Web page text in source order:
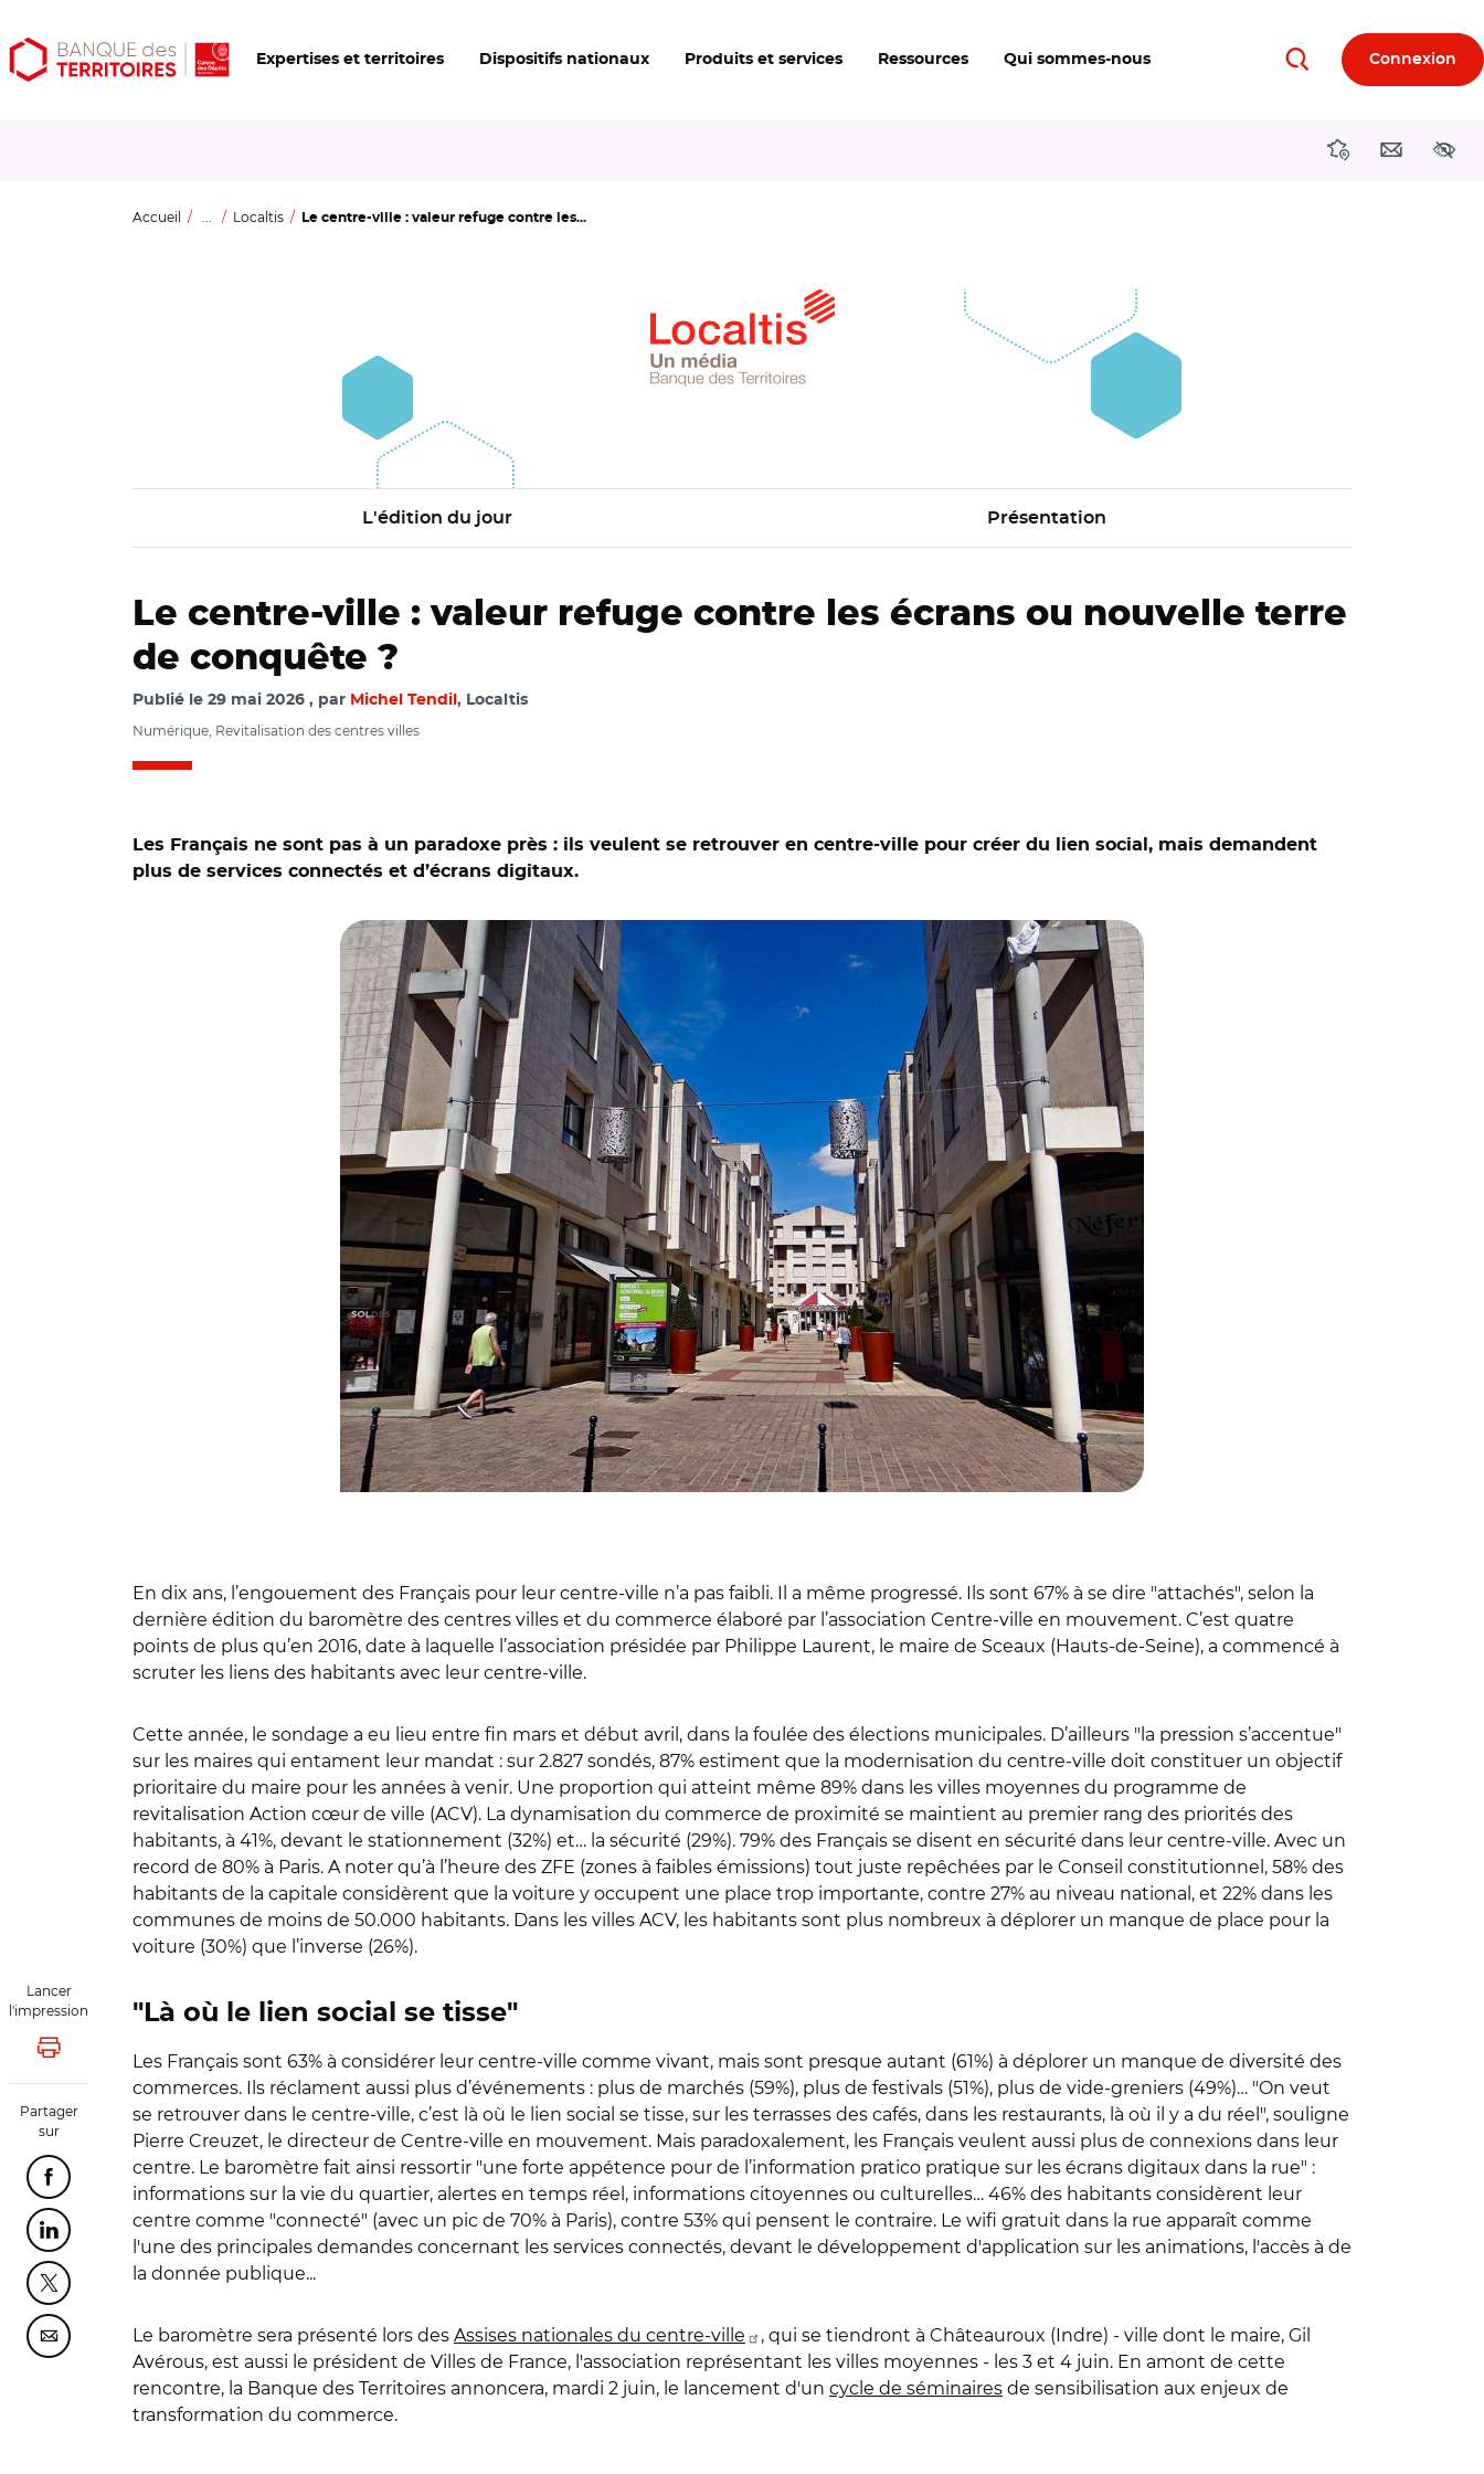
Aller
au
Aller
au
Ouvrir
les
Expertises et territoires Dispositifs nationaux Produits et services Ressources Qui sommes-nous RechercherConnexion
DirectionsContact
Accueil ... Localtis Le centre-ville : valeur refuge contre les...
L'édition du jour Présentation
Lancer
l'impression
Lancer l'impression
Partager
sur
Partager cette page sur Facebook
Partager cette page sur Linkedin
Partager cette page sur Twitter
Partager cette page sur Courriel
Le centre-ville : valeur refuge contre les écrans ou nouvelle terre
de conquête ?
Publié le 29 mai 2026 par Michel Tendil , Localtis
Numérique, Revitalisation des centres villes
Les Français ne sont pas à un paradoxe près : ils veulent se retrouver en centre-ville pour créer du lien social, mais demandent
plus de services connectés et d’écrans digitaux.
En dix ans, l’engouement des Français pour leur centre-ville n’a pas faibli. Il a même progressé. Ils sont 67% à se dire "attachés", selon la
dernière édition du baromètre des centres villes et du commerce élaboré par l’association Centre-ville en mouvement. C’est quatre
points de plus qu’en 2016, date à laquelle l’association présidée par Philippe Laurent, le maire de Sceaux (Hauts-de-Seine), a commencé à
scruter les liens des habitants avec leur centre-ville.
Cette année, le sondage a eu lieu entre fin mars et début avril, dans la foulée des élections municipales. D’ailleurs "la pression s’accentue"
sur les maires qui entament leur mandat : sur 2.827 sondés, 87% estiment que la modernisation du centre-ville doit constituer un objectif
prioritaire du maire pour les années à venir. Une proportion qui atteint même 89% dans les villes moyennes du programme de
revitalisation Action cœur de ville (ACV). La dynamisation du commerce de proximité se maintient au premier rang des priorités des
habitants, à 41%, devant le stationnement (32%) et… la sécurité (29%). 79% des Français se disent en sécurité dans leur centre-ville. Avec un
record de 80% à Paris. A noter qu’à l’heure des ZFE (zones à faibles émissions) tout juste repêchées par le Conseil constitutionnel, 58% des
habitants de la capitale considèrent que la voiture y occupent une place trop importante, contre 27% au niveau national, et 22% dans les
communes de moins de 50.000 habitants. Dans les villes ACV, les habitants sont plus nombreux à déplorer un manque de place pour la
voiture (30%) que l’inverse (26%).
"Là où le lien social se tisse"
Les Français sont 63% à considérer leur centre-ville comme vivant, mais sont presque autant (61%) à déplorer un manque de diversité des
commerces. Ils réclament aussi plus d’événements : plus de marchés (59%), plus de festivals (51%), plus de vide-greniers (49%)… "On veut
se retrouver dans le centre-ville, c’est là où le lien social se tisse, sur les terrasses des cafés, dans les restaurants, là où il y a du réel", souligne
Pierre Creuzet, le directeur de Centre-ville en mouvement. Mais paradoxalement, les Français veulent aussi plus de connexions dans leur
centre. Le baromètre fait ainsi ressortir "une forte appétence pour de l’information pratico pratique sur les écrans digitaux dans la rue" :
informations sur la vie du quartier, alertes en temps réel, informations citoyennes ou culturelles… 46% des habitants considèrent leur
centre comme "connecté" (avec un pic de 70% à Paris), contre 53% qui pensent le contraire. Le wifi gratuit dans la rue apparaît comme
l'une des principales demandes concernant les services connectés, devant le développement d'application sur les animations, l'accès à de
la donnée publique...
Le baromètre sera présenté lors des Assises nationales du centre-ville
, qui se tiendront à Châteauroux (Indre) - ville dont le maire, Gil
Avérous, est aussi le président de Villes de France, l'association représentant les villes moyennes - les 3 et 4 juin. En amont de cette
rencontre, la Banque des Territoires annoncera, mardi 2 juin, le lancement d'un cycle de séminaires de sensibilisation aux enjeux de
transformation du commerce.